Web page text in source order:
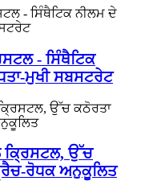
- ਸਿੰਥੈਟਿਕ
ਮੁਖੀ ਸਬਸਟਰੇਟ
ਕ੍ਰਿਸਟਲ, ਉੱਚ
ਰੋਧਕ ਅਨੁਕੂਲਿਤ